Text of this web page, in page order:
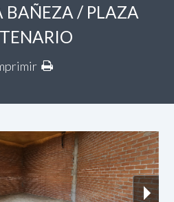
BAÑEZA / PLAZA